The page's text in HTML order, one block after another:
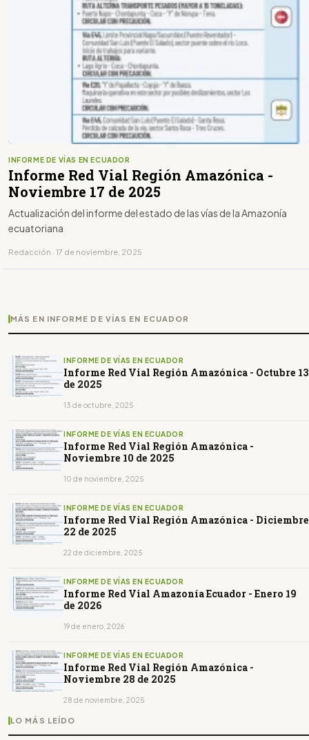
INFORME DE VÍAS EN ECUADOR
Informe Red Vial Región Amazónica -
Noviembre 17 de 2025
Actualización del informe del estado de las vías de la Amazonía
ecuatoriana
Redacción · 17 de noviembre, 2025
MÁS EN INFORME DE VÍAS EN ECUADOR
INFORME DE VÍAS EN ECUADOR
Informe Red Vial Región Amazónica - Octubre 13
de 2025
13 de octubre, 2025
INFORME DE VÍAS EN ECUADOR
Informe Red Vial Región Amazónica -
Noviembre 10 de 2025
10 de noviembre, 2025
INFORME DE VÍAS EN ECUADOR
Informe Red Vial Región Amazónica - Diciembre
22 de 2025
22 de diciembre, 2025
INFORME DE VÍAS EN ECUADOR
Informe Red Vial Amazonía Ecuador - Enero 19
de 2026
19 de enero, 2026
INFORME DE VÍAS EN ECUADOR
Informe Red Vial Región Amazónica -
Noviembre 28 de 2025
28 de noviembre, 2025
LO MÁS LEÍDO